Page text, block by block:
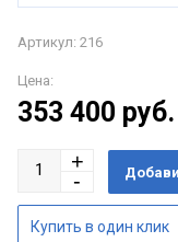
Артикул: 216
Цена:
353 400 руб.